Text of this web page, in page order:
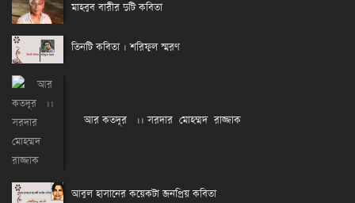
মাহবুব বারীর দুটি কবিতা
তিনটি কবিতা । শরিফুল স্মরণ
আর কতদূর ।। সরদার মোহম্মদ রাজ্জাক
আবুল হাসানের কয়েকটা জনপ্রিয় কবিতা